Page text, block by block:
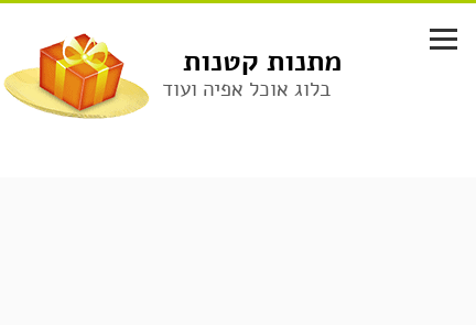
לתוכן
מתנות קטנות
בלוג אוכל אפיה ועוד